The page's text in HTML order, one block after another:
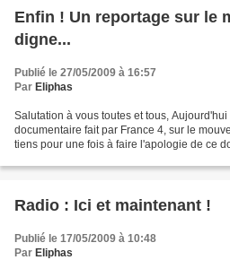
Enfin ! Un reportage sur le
digne...
Publié le 27/05/2009 à 16:57
Par Eliphas
Salutation à vous toutes et tous,
documentaire fait par France 4, sur le
tiens pour une fois à faire l'apologie de ce
Radio : Ici et maintenant !
Publié le 17/05/2009 à 10:48
Par Eliphas